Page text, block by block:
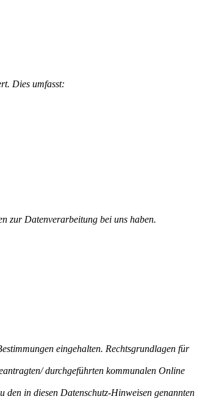
Dies umfasst:
zur Datenverarbeitung bei uns haben.
eingehalten. Rechtsgrundlagen für
durchgeführten kommunalen Online
den in diesen Datenschutz-Hinweisen genannten